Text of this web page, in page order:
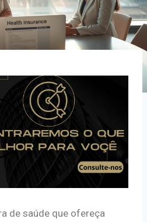
de saúde que ofereça